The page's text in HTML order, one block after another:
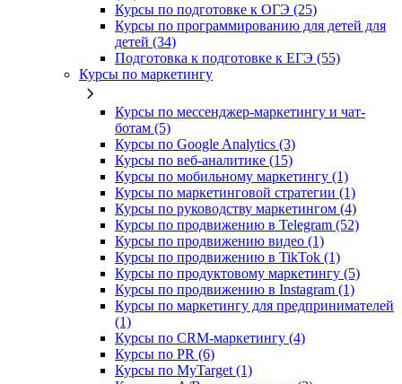
Курсы по подготовке к ОГЭ (25)
Курсы по программированию для детей для
детей (34)
Подготовка к подготовке к ЕГЭ (55)
Курсы по маркетингу
Курсы по мессенджер-маркетингу и чат-
ботам (5)
Курсы по Google Analytics (3)
Курсы по веб-аналитике (15)
Курсы по мобильному маркетингу (1)
Курсы по маркетинговой стратегии (1)
Курсы по руководству маркетингом (4)
Курсы по продвижению в Telegram (52)
Курсы по продвижению видео (1)
Курсы по продвижению в TikTok (1)
Курсы по продуктовому маркетингу (5)
Курсы по продвижению в Instagram (1)
Курсы по маркетингу для предпринимателей
(1)
Курсы по CRM-маркетингу (4)
Курсы по PR (6)
Курсы по MyTarget (1)